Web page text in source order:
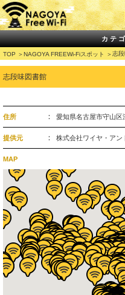
カテ
TOP NAGOYA FREEWi-Fiスポット 志
志段味図書館
住所 愛知県名古屋市守山区
提供元 株式会社ワイヤ・アン
MAP